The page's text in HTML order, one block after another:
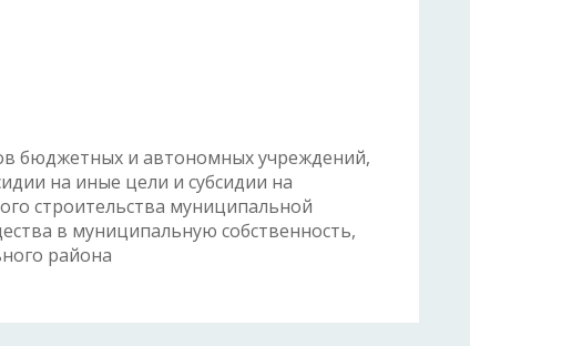
бюджетных и автономных учреждений,
на иные цели и субсидии на
строительства муниципальной
в муниципальную собственность,
района